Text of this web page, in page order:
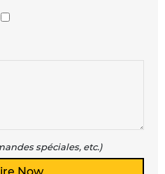
spéciales, etc.)